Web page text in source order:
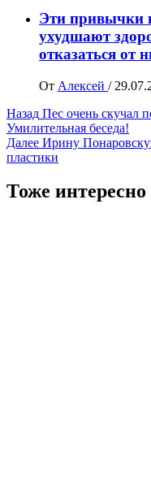
Эти привычки
ухудшают
отказаться от
От Алексей /
Навигация
записи
Назад Пес очень скучал
Умилительная беседа!
Далее Ирину
пластики
Тоже интересно